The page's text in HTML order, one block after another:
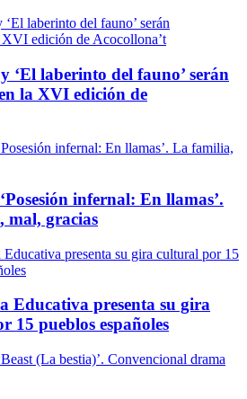
y ‘El laberinto del fauno’ serán
la XVI edición de
infernal: En llamas’.
mal, gracias
Educativa presenta su gira
15 pueblos españoles